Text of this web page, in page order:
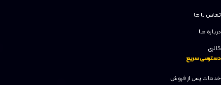
تماس با ما
دربـاره مـا
گالری
دسترسی سریع
خدمات پس از فروش